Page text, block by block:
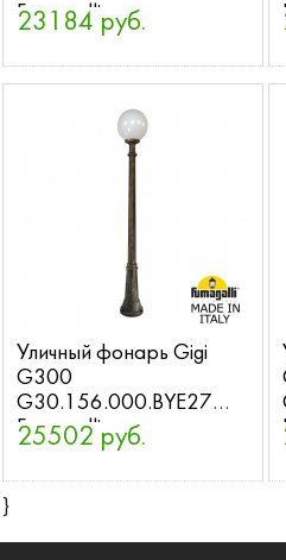
Fumagalli
23184 руб.
Уличный фонарь Gigi
G300
G30.156.000.BYE27
Fumagalli
25502 руб.
}